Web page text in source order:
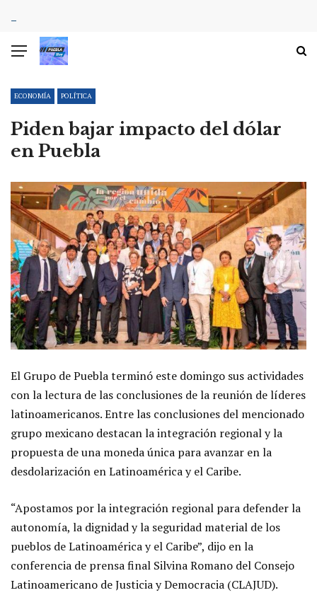
ECONOMÍA POLÍTICA
Piden bajar impacto del dólar
en Puebla
El Grupo de Puebla terminó este domingo sus actividades
con la lectura de las conclusiones de la reunión de líderes
latinoamericanos. Entre las conclusiones del mencionado
grupo mexicano destacan la integración regional y la
propuesta de una moneda única para avanzar en la
desdolarización en Latinoamérica y el Caribe.
“Apostamos por la integración regional para defender la
autonomía, la dignidad y la seguridad material de los
pueblos de Latinoamérica y el Caribe”, dijo en la
conferencia de prensa final Silvina Romano del Consejo
Latinoamericano de Justicia y Democracia (CLAJUD).